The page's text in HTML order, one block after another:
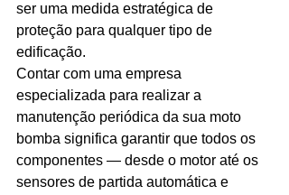
ser uma medida estratégica de
proteção para qualquer tipo de
edificação.
Contar com uma empresa
especializada para realizar a
manutenção periódica da sua moto
bomba significa garantir que todos os
componentes — desde o motor até os
sensores de partida automática e